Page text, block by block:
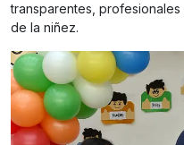
transparentes,
de la niñez.